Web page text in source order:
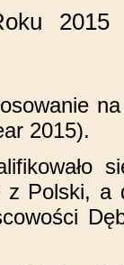
2015).
Polski, a